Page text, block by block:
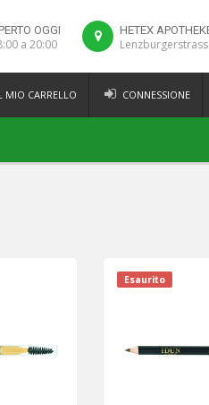
OGGI
a 20:00
HETEX
MIO CARRELLO CONNESSIONE
Esaurito